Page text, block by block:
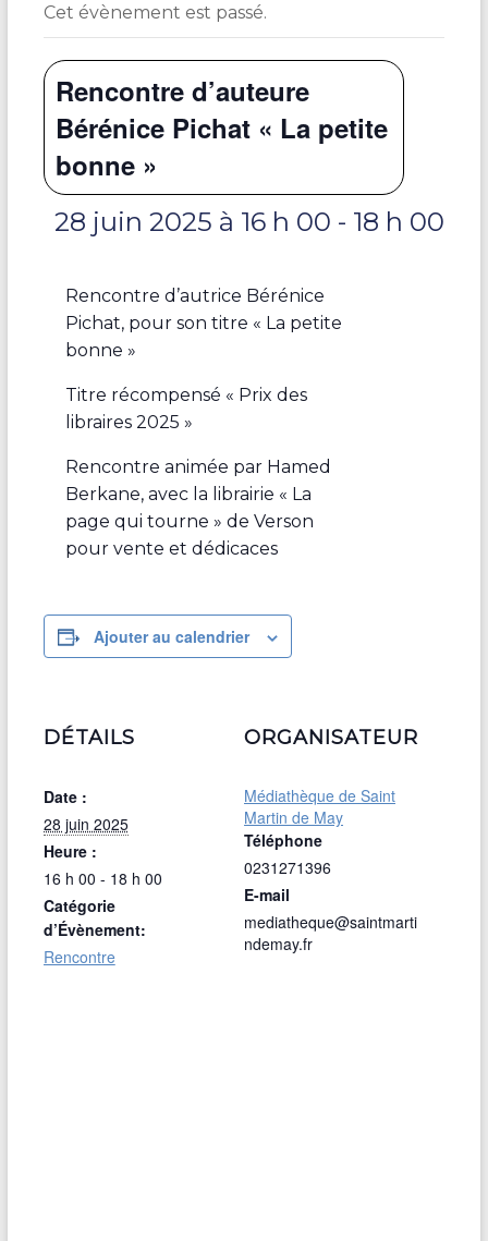
Cet évènement est passé.
Rencontre d’auteure
Bérénice Pichat « La petite
bonne »
28 juin 2025 à 16 h 00 - 18 h 00
Rencontre d’autrice Bérénice
Pichat, pour son titre « La petite
bonne »
Titre récompensé « Prix des
libraires 2025 »
Rencontre animée par Hamed
Berkane, avec la librairie « La
page qui tourne » de Verson
pour vente et dédicaces
Ajouter au calendrier
DÉTAILS
Date :
28 juin 2025
Heure :
16 h 00 - 18 h 00
Catégorie
d’Évènement:
Rencontre
ORGANISATEUR
Médiathèque de Saint
Martin de May
Téléphone
0231271396
E-mail
mediatheque@saintmarti
ndemay.fr